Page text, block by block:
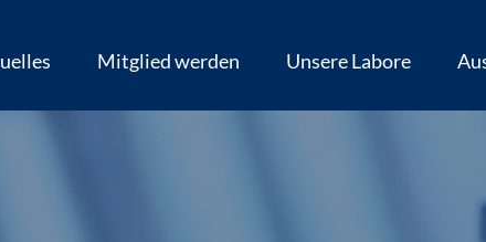
Mitglied werden Unsere Labore